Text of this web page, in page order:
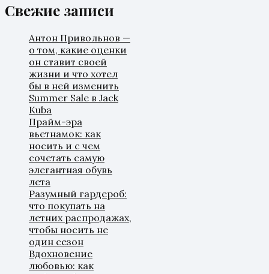
Свежие записи
Антон Привольнов —
о том, какие оценки
он ставит своей
жизни и что хотел
бы в ней изменить
Summer Sale в Jack
Kuba
Прайм-эра
вьетнамок: как
носить и с чем
сочетать самую
элегантная обувь
лета
Разумный гардероб:
что покупать на
летних распродажах,
чтобы носить не
один сезон
Вдохновение
любовью: как